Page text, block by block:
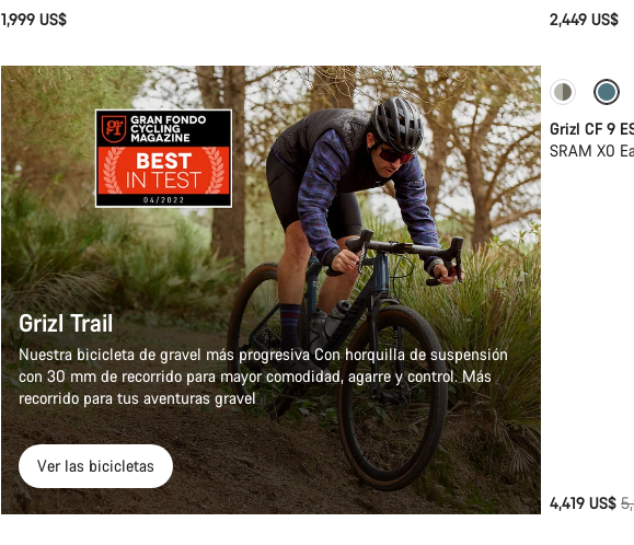
1,999 US$
2,449 US$
Grizl Trail
Nuestra bicicleta de gravel más progresiva Con horquilla de suspensión
con 30 mm de recorrido para mayor comodidad, agarre y control. Más
recorrido para tus aventuras gravel
Ver las bicicletas
-25%
Grizl CF 9
SRAM X0
4,419 US$